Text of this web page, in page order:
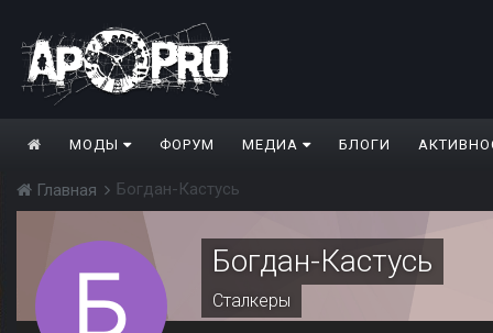
МОДЫ ФОРУМ МЕДИА БЛОГИ
Главная Богдан-Кастусь
Богдан-Кастусь
Сталкеры